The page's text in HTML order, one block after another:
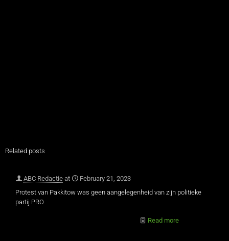
Related posts
ABC Redactie at
February 21, 2023
Protest van Pakkitow was geen aangelegenheid van zijn politieke
partij PRO
Read more